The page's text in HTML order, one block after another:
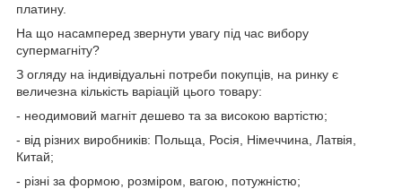
платину.
На що насамперед звернути увагу під час вибору
супермагніту?
З огляду на індивідуальні потреби покупців, на ринку є
величезна кількість варіацій цього товару:
- неодимовий магніт дешево та за високою вартістю;
- від різних виробників: Польща, Росія, Німеччина, Латвія,
Китай;
- різні за формою, розміром, вагою, потужністю;